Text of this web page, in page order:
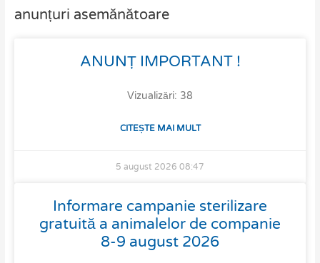
anunțuri asemănătoare
ANUNȚ IMPORTANT !
Vizualizări: 38
CITEȘTE MAI MULT
5 august 2026 08:47
Informare campanie sterilizare
gratuită a animalelor de companie
8-9 august 2026